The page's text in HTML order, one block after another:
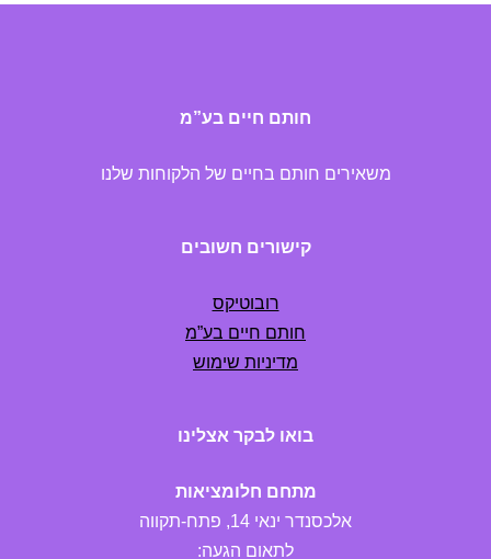
חותם חיים בע”מ
משאירים חותם בחיים של הלקוחות שלנו
קישורים חשובים
רובוטיקס
חותם חיים בע”מ
מדיניות שימוש
בואו לבקר אצלינו
מתחם חלומציאות
אלכסנדר ינאי 14, פתח-תקווה
לתאום הגעה: